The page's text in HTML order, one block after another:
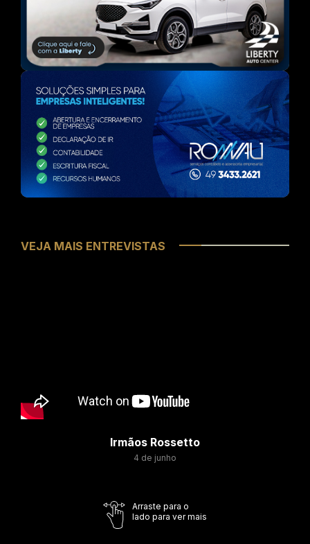
VEJA MAIS ENTREVISTAS
Irmãos Rossetto
4 de junho
Arraste para o
lado para ver mais